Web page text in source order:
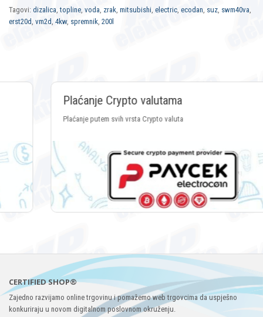
Tagovi: dizalica,topline, voda, zrak, mitsubishi, electric, ecodan, suz, swm40va,
erst20d, vm2d , 4kw, spremnik, 200l
Plaćanje Crypto valutama
Plaćanje putem svih vrsta Crypto valuta
CERTIFIED SHOP®
Zajedno razvijamo online trgovinu i pomažemo web trgovcima da uspješno
konkuriraju u novom digitalnom poslovnom okruženju.